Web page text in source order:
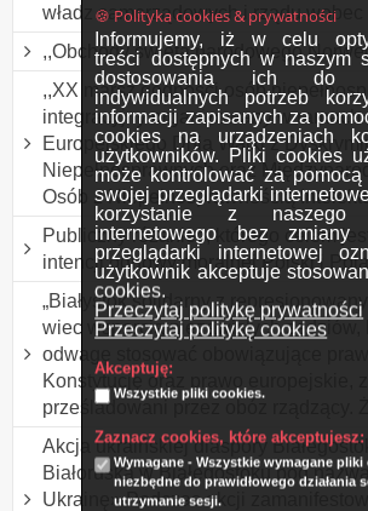
🍪 Polityka cookies & prywatności
Informujemy, iż w celu
treści dostępnych w naszym
dostosowania ich do
indywidualnych potrzeb
informacji zapisanych za
cookies na urządzeniach
użytkowników. Pliki cookies
może kontrolować za pomocą
swojej przeglądarki
korzystanie z naszego
internetowego bez zmiany
przeglądarki internetowej
użytkownik akceptuje
cookies.
Przeczytaj politykę prywatności
Przeczytaj politykę cookies
Akceptuję:
Wszystkie pliki cookies.
Zaznacz cookies, które akceptujesz:
Wymagane - Wszystkie wymagane pliki
niezbędne do prawidłowego działania
utrzymanie sesji.
władz samorządowych i rządu wobec
,,Obchody święta narodowego
,,XX marsz godności osób
integracyjny organizowany w ramach
Europejskiego Dnia Walki z
Niepełnosprawnych oraz
Osób z Niepełnosprawnością
Publiczny różaniec, którego celem
intencji odnowy moralnej Polski i
„Białystok solidarny z
wiec wsparcia niezawisłych sędziów,
odwagę stosować obowiązujące
Konstytucję oraz prawo europejskie,
prześladowani przez obóz rządzący.
Akcja ukraińskiej diaspory
Białoruska w Białegostoku pod
Ukrainę» Podczas akcji